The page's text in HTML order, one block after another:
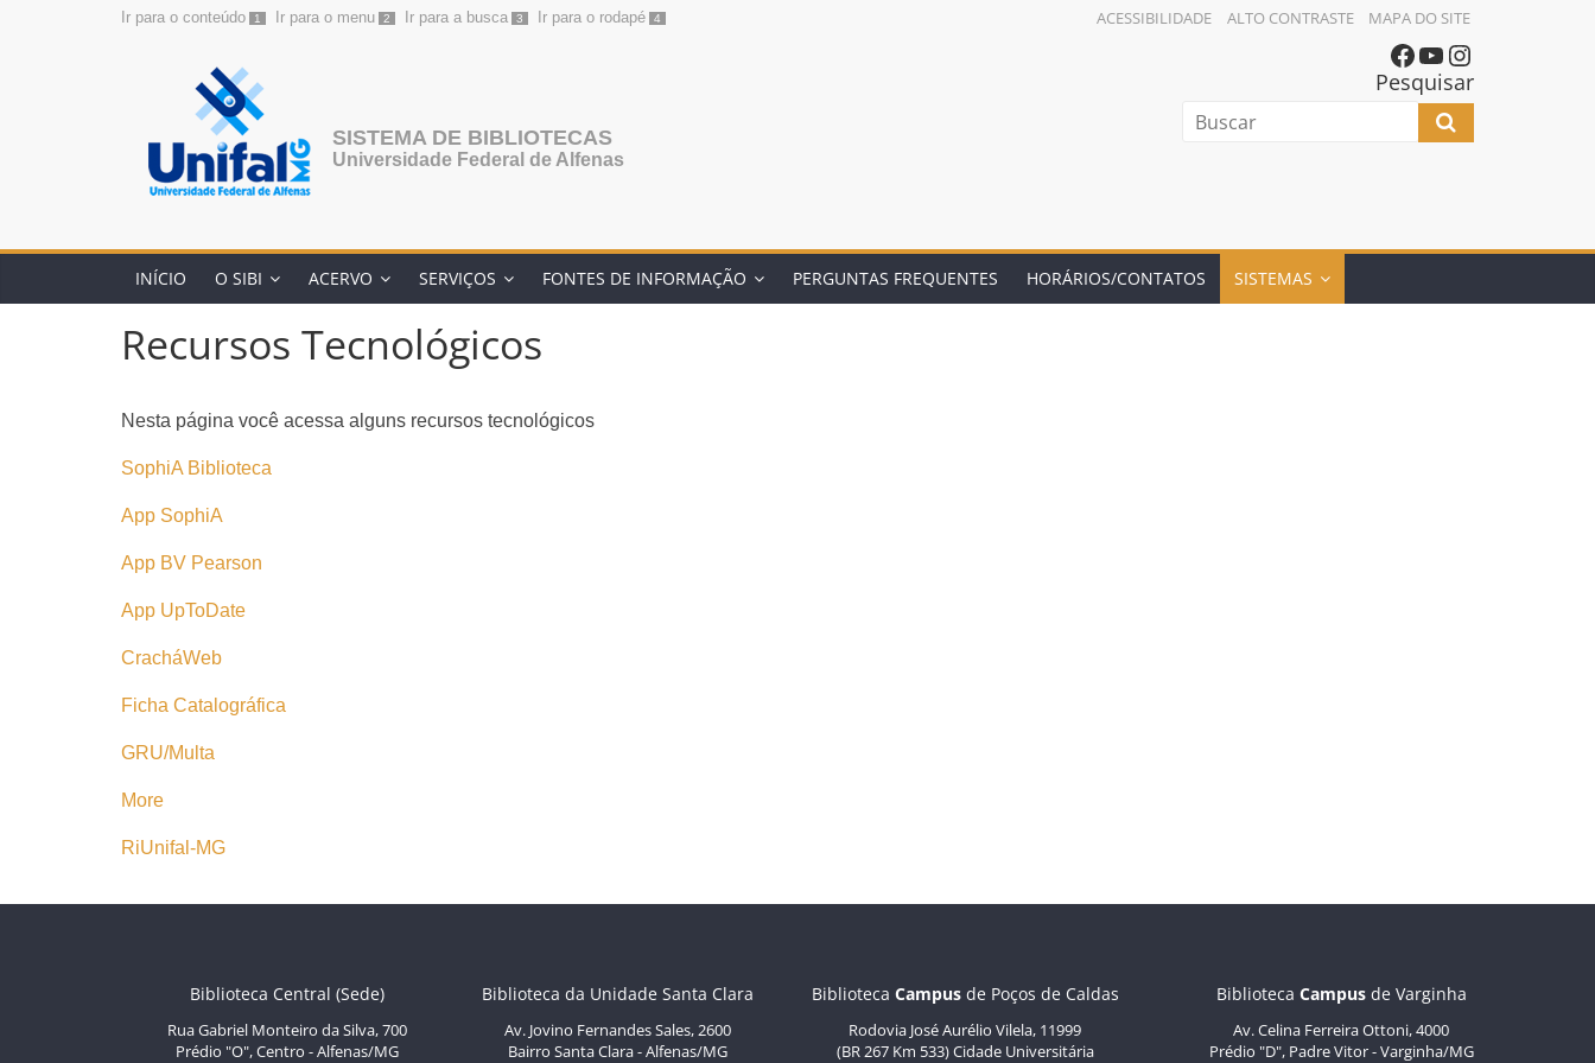
Ir para o conteúdo 1 Ir para o menu 2 Ir para a busca 3 Ir para o rodapé 4 ACESSIBILIDADE ALTO CONTRASTE MAPA DO SITE
SISTEMA DE BIBLIOTECAS
Universidade Federal de Alfenas
Pesquisar
INÍCIO O SIBI ACERVO SERVIÇOS FONTES DE INFORMAÇÃO PERGUNTAS FREQUENTES HORÁRIOS/CONTATOS SISTEMAS
Recursos Tecnológicos
Nesta página você acessa alguns recursos tecnológicos
SophiA Biblioteca
App SophiA
App BV Pearson
App UpToDate
CracháWeb
Ficha Catalográfica
GRU/Multa
More
RiUnifal-MG
Biblioteca Central (Sede) Biblioteca da Unidade Santa Clara Biblioteca Campusde Poços de Caldas Biblioteca Campusde Varginha
Rua Gabriel Monteiro da Silva, 700
Prédio "O", Centro - Alfenas/MG
Av. Jovino Fernandes Sales, 2600
Bairro Santa Clara - Alfenas/MG
Rodovia José Aurélio Vilela, 11999
(BR 267 Km 533) Cidade Universitária
Av. Celina Ferreira Ottoni, 4000
Prédio "D", Padre Vitor - Varginha/MG